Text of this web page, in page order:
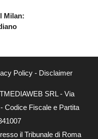
Milan:
Policy- Disclaimer
SRL - Via
Codice Fiscale e Partita
il Tribunale di Roma